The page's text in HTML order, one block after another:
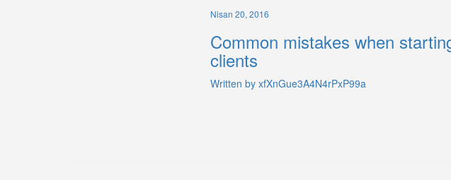
Nisan 20, 2016
Common mistakes when
clients
Written by xfXnGue3A4N4rPxP99a